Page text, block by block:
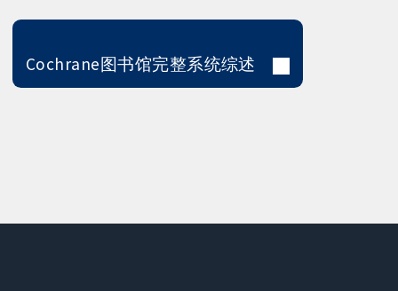
Cochrane图书馆完整系统综述